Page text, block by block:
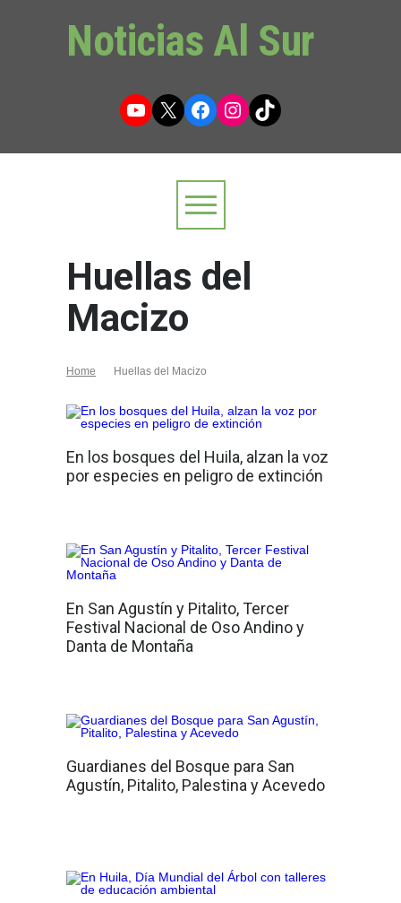
Noticias Al Sur
YouTube
X Facebook
Instagram
TikTok
Huellas del
Macizo
Home Huellas del Macizo
En los bosques del Huila, alzan la voz
por especies en peligro de extinción
En San Agustín y Pitalito, Tercer
Festival Nacional de Oso Andino y
Danta de Montaña
Guardianes del Bosque para San
Agustín, Pitalito, Palestina y Acevedo